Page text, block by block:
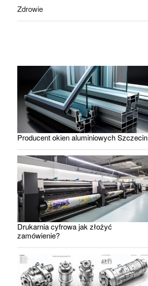
Zdrowie
Producent okien aluminiowych Szczecin
Drukarnia cyfrowa jak złożyć
zamówienie?